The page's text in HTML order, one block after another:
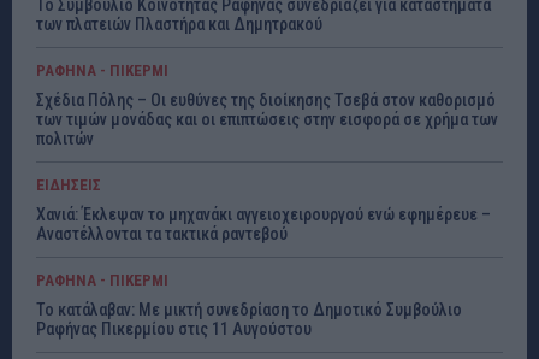
Το Συμβούλιο Κοινότητας Ραφήνας συνεδριάζει για καταστήματα
των πλατειών Πλαστήρα και Δημητρακού
ΡΑΦΗΝΑ - ΠΙΚΕΡΜΙ
Σχέδια Πόλης – Οι ευθύνες της διοίκησης Τσεβά στον καθορισμό
των τιμών μονάδας και οι επιπτώσεις στην εισφορά σε χρήμα των
πολιτών
ΕΙΔΗΣΕΙΣ
Χανιά: Έκλεψαν το μηχανάκι αγγειοχειρουργού ενώ εφημέρευε –
Αναστέλλονται τα τακτικά ραντεβού
ΡΑΦΗΝΑ - ΠΙΚΕΡΜΙ
Το κατάλαβαν: Με μικτή συνεδρίαση το Δημοτικό Συμβούλιο
Ραφήνας Πικερμίου στις 11 Αυγούστου